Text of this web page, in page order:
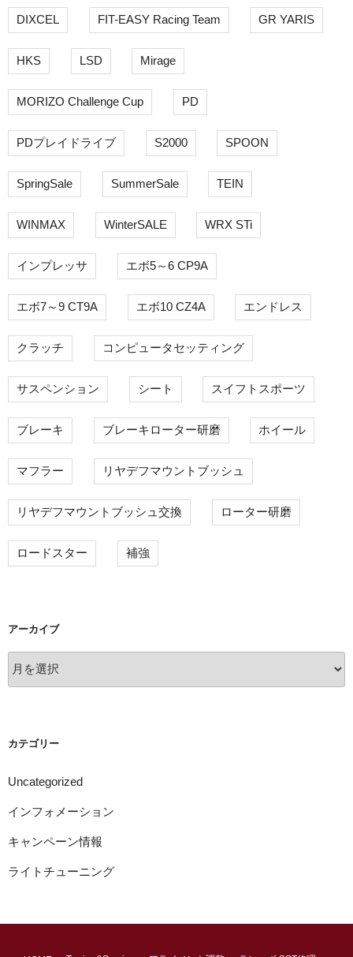
DIXCEL FIT-EASY Racing Team GR YARIS
HKS LSD Mirage
MORIZO Challenge Cup PD
PDプレイドライブ S2000 SPOON
SpringSale SummerSale TEIN
WINMAX WinterSALE WRX STi
インプレッサ エボ5～6 CP9A
エボ7～9 CT9A エボ10 CZ4A エンドレス
クラッチ コンピュータセッティング
サスペンション シート スイフトスポーツ
ブレーキ ブレーキローター研磨 ホイール
マフラー リヤデフマウントブッシュ
リヤデフマウントブッシュ交換 ローター研磨
ロードスター 補強
アーカイブ
ー
カテゴリー
Uncategorized
インフォメーション
キャンペーン情報
ライトチューニング